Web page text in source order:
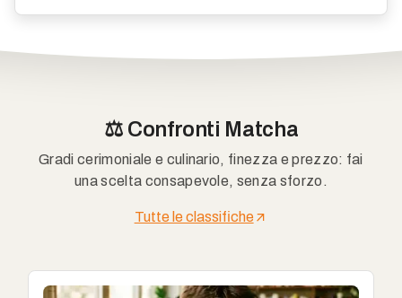
⚖️ Confronti Matcha
Gradi cerimoniale e culinario, finezza e prezzo: fai
una scelta consapevole, senza sforzo.
Tutte le classifiche